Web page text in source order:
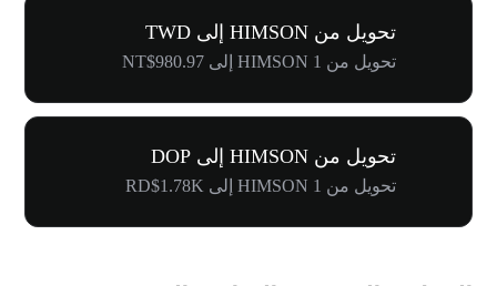
تحويل من HIMSON إلى TWD
تحويل من 1 HIMSON إلى NT$980.97
تحويل من HIMSON إلى DOP
تحويل من 1 HIMSON إلى RD$1.78K